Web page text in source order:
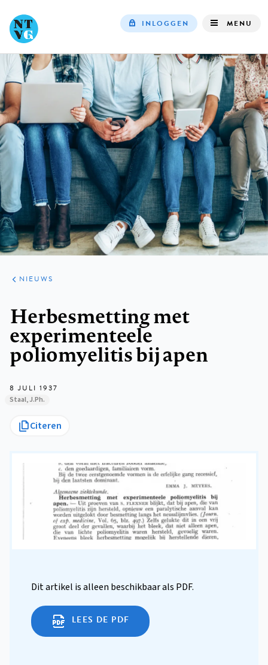
navigation
INLOGGEN MENU
ARTIKELEN
HET
KORT
NIEUWS
Herbesmetting met
experimenteele
poliomyelitis bij apen
8 JULI 1937
Staal, J.Ph.
Citeren
Dit artikel is alleen beschikbaar als PDF.
LEES DE PDF